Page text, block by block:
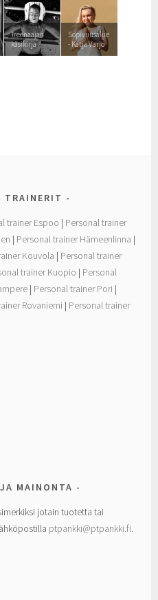
Treenaajan
käsikirja
Sopivuusalue
- Katja Varjo
TRAINERIT
trainer Espoo | Personal trainer
| Personal trainer Hämeenlinna |
Kouvola | Personal trainer
trainer Kuopio | Personal
| Personal trainer Pori |
Rovaniemi | Personal trainer
MAINONTA
jotain tuotetta tai
ptpankki@ptpankki.fi.